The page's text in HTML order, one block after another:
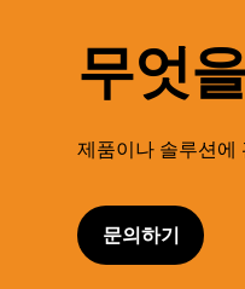
무엇
제품이나 솔루션에
문의하기